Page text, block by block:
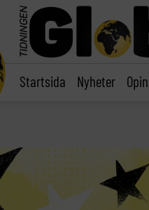
Startsida Nyheter